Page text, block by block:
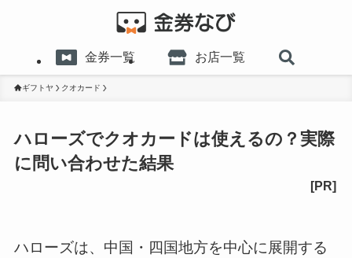
金券一覧 お店一覧
ギフトヤ クオカード
ハローズでクオカードは使えるの？実際
に問い合わせた結果
ハローズは、中国・四国地方を中心に展開する